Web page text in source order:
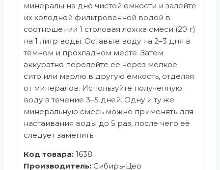
минералы на дно чистой емкости и залейте
их холодной фильтрованной водой в
соотношении 1 столовая ложка смеси (20 г)
на 1 литр воды. Оставьте воду на 2–3 дня в
тёмном и прохладном месте. Затем
аккуратно перелейте её через мелкое
сито или марлю в другую емкость, отделяя
от минералов. Используйте полученную
воду в течение 3–5 дней. Одну и ту же
минеральную смесь можно применять для
настаивания воды до 5 раз, после чего её
следует заменить.
Код товара: 1638
Производитель: Сибирь-Цео